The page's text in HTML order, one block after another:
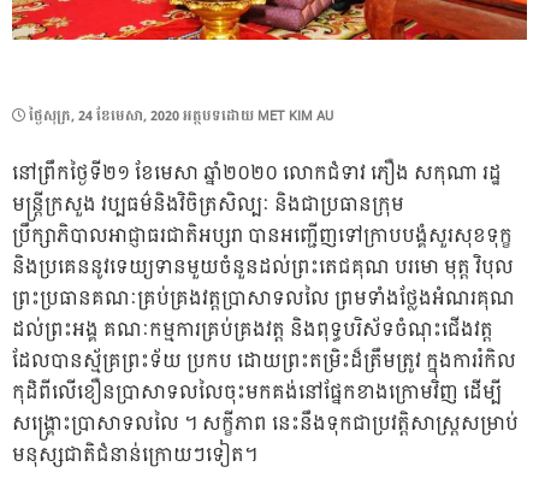
POSTED
ថ្ងៃ​សុក្រ, 24 ខែ​មេសា, 2020អត្ថបទដោយ MET KIM AU
នៅព្រឹកថ្ងៃទី២១ ខែមេសា ឆ្នាំ២០២០ លោកជំទាវ ភឿង សកុណា រដ្ឋ
មន្ត្រីក្រសួង វប្បធម៌និងវិចិត្រសិល្បៈ និងជាប្រធានក្រុម
ប្រឹក្សាភិបាលអាជ្ញាធរជាតិអប្សរា បានអញ្ជើញទៅក្រាបបង្គំសួរសុខទុក្ខ
និងប្រគេននូវទេយ្យទានមួយចំនួនដល់ព្រះតេជគុណ បរមោ មុត្ត វិបុល
ព្រះប្រធានគណៈគ្រប់គ្រងវត្តប្រាសាទលលៃ ព្រមទាំងថ្លែងអំណរគុណ
ដល់ព្រះអង្គ គណៈកម្មការគ្រប់គ្រងវត្ត និងពុទ្ធបរិស័ទចំណុះជើងវត្ត
ដែលបានស្ម័គ្រព្រះទ័យ ប្រកប ដោយព្រះតម្រិះដ៏ត្រឹមត្រូវ ក្នុងការរំកិល
កុដិពីលើខឿនប្រាសាទលលៃចុះមកគង់នៅផ្នែកខាងក្រោមវិញ ដើម្បី
សង្គ្រោះប្រាសាទលលៃ ។ សក្ខីភាព នេះនឹងទុកជាប្រវត្តិសាស្រ្តសម្រាប់
មនុស្សជាតិជំនាន់ក្រោយៗទៀត។